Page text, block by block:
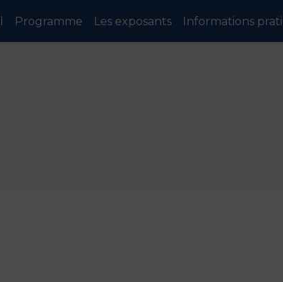
Programme Les exposants Informations